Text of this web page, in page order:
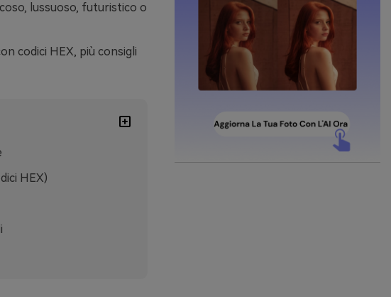
lussuoso, futuristico o
codici HEX, più consigli
HEX)